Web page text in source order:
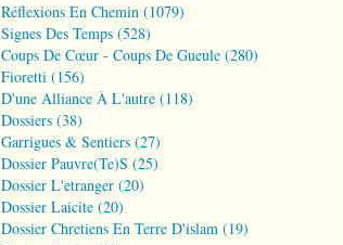
Réflexions En Chemin (1079)
Signes Des Temps (528)
Coups De Cœur - Coups De Gueule (280)
Fioretti (156)
D'une Alliance À L'autre (118)
Dossiers (38)
Garrigues & Sentiers (27)
Dossier Pauvre(te)s (25)
Dossier L'etranger (20)
Dossier Laicite (20)
Dossier Chretiens En Terre D'islam (19)